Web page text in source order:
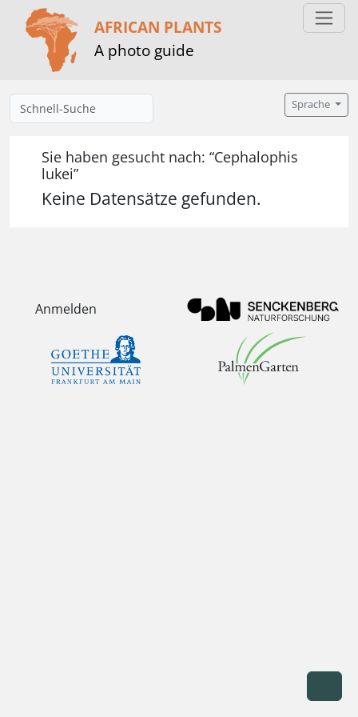
AFRICAN PLANTS
A photo guide
Sprache
Sie haben gesucht nach: “Cephalophis
lukei”
Keine Datensätze gefunden.
Anmelden